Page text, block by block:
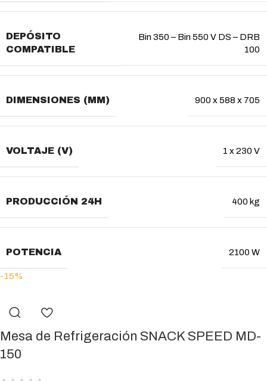
DEPÓSITO
COMPATIBLE
Bin 350 – Bin 550 V DS – DRB
100
DIMENSIONES (MM) 900 x 588 x 705
VOLTAJE (V) 1 x 230 V
PRODUCCIÓN 24H 400 kg
POTENCIA 2100 W
-15%
Mesa de Refrigeración SNACK SPEED MD-
150